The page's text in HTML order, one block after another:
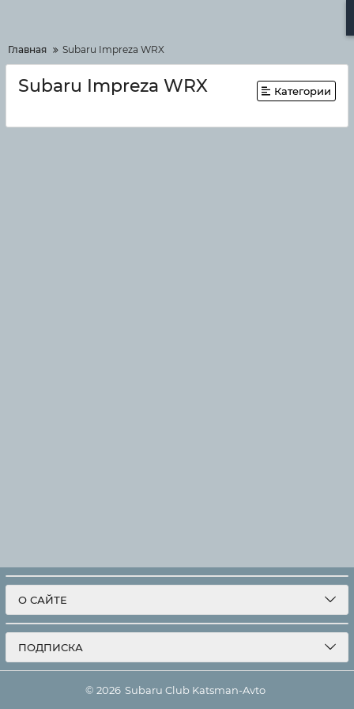
Главная Subaru Impreza WRX
Subaru Impreza WRX Категории
О САЙТЕ
ПОДПИСКА
© 2026 Subaru Club Katsman-Avto